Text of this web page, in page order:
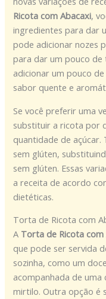
Ricota com Abacaxi,
ingredientes para dar
pode adicionar nozes
para dar um pouco
adicionar um pouco
sabor quente e
Se você preferir uma
substituir a ricota por
quantidade de açúcar.
sem glúten,
sem glúten. Essas
a receita de acordo
dietéticas.
Torta de Ricota com
A Torta de Ricota com
que pode ser servida
sozinha, como um
acompanhada de
mirtilo. Outra opção é